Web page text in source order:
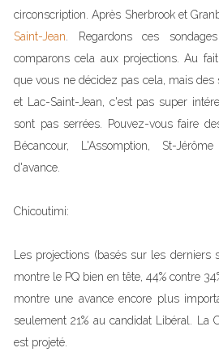
circonscription. Après Sherbrook et
Saint-Jean . Regardons ces
comparons cela aux projections. Au
que vous ne décidez pas cela, mais des
et Lac-Saint-Jean, c'est pas super
sont pas serrées. Pouvez-vous faire
Bécancour, L'Assomption, St-
d'avance.
Chicoutimi:
Les projections (basés sur les derniers
montre le PQ bien en tête, 44% contre
montre une avance encore plus
seulement 21% au candidat Libéral. La
est projeté.